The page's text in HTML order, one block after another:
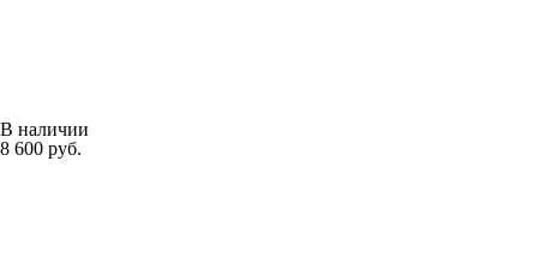
В наличии
8 600 руб.